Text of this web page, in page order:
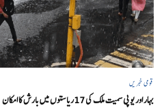
قومی خبریں
بہار اور یو پی سمیت ملک کی 17ریاستوں میں بارش کا امکان